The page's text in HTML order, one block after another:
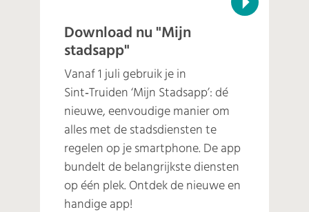
Download nu "Mijn
stadsapp"
Vanaf 1 juli gebruik je in
Sint‑Truiden ‘Mijn Stadsapp’: dé
nieuwe, eenvoudige manier om
alles met de stadsdiensten te
regelen op je smartphone. De app
bundelt de belangrijkste diensten
op één plek. Ontdek de nieuwe en
handige app!